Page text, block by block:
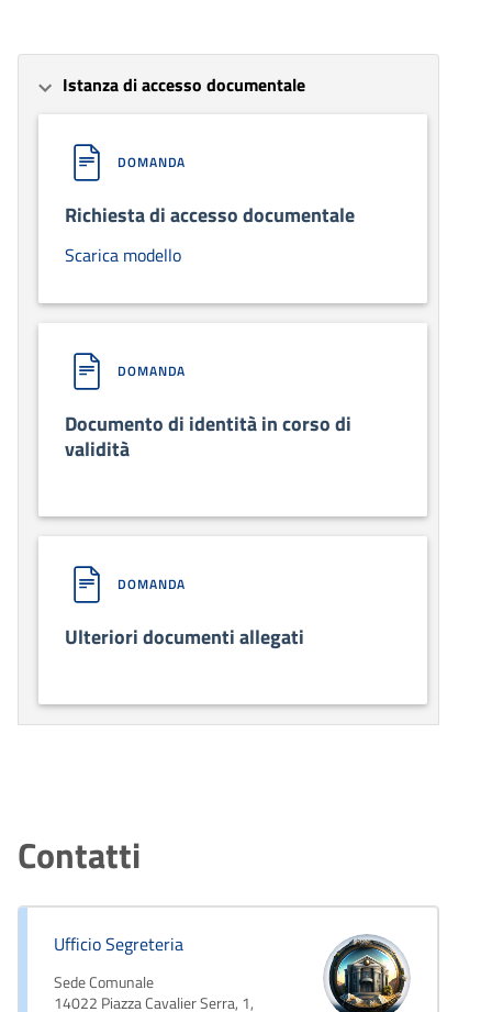
Istanza di accesso documentale
DOMANDA
Richiesta di accesso documentale
Scarica modello
DOMANDA
Documento di identità in corso di
validità
DOMANDA
Ulteriori documenti allegati
Contatti
Ufficio Segreteria
Sede Comunale
14022 Piazza Cavalier Serra, 1,